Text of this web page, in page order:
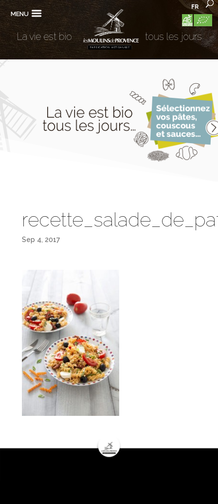
MENU
FR
La vie est bio tous les jours
Sep 4, 2017